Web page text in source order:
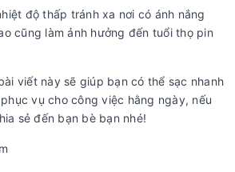
độ thấp tránh xa nơi có ánh nắng
cũng làm ảnh hưởng đến tuổi thọ pin
viết này sẽ giúp bạn có thể sạc nhanh
vụ cho công việc hằng ngày, nếu
sẻ đến bạn bè bạn nhé!